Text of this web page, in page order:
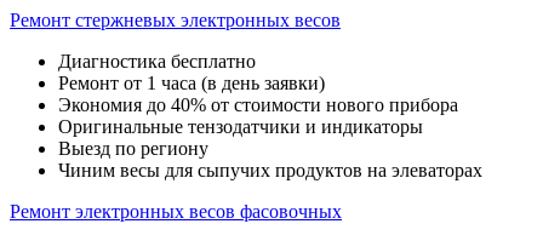
Ремонт стержневых электронных весов
Диагностика бесплатно
Ремонт от 1 часа (в день заявки)
Экономия до 40% от стоимости нового прибора
Оригинальные тензодатчики и индикаторы
Выезд по региону
Чиним весы для сыпучих продуктов на элеваторах
Ремонт электронных весов фасовочных